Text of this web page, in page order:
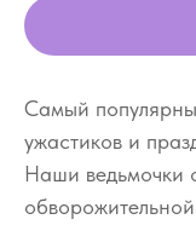
Самый
ужастиков и
Наши ведьмочки